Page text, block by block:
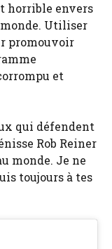
horrible envers
Utiliser
promouvoir
et
qui défendent
Rob Reiner
monde. Je ne
toujours à tes